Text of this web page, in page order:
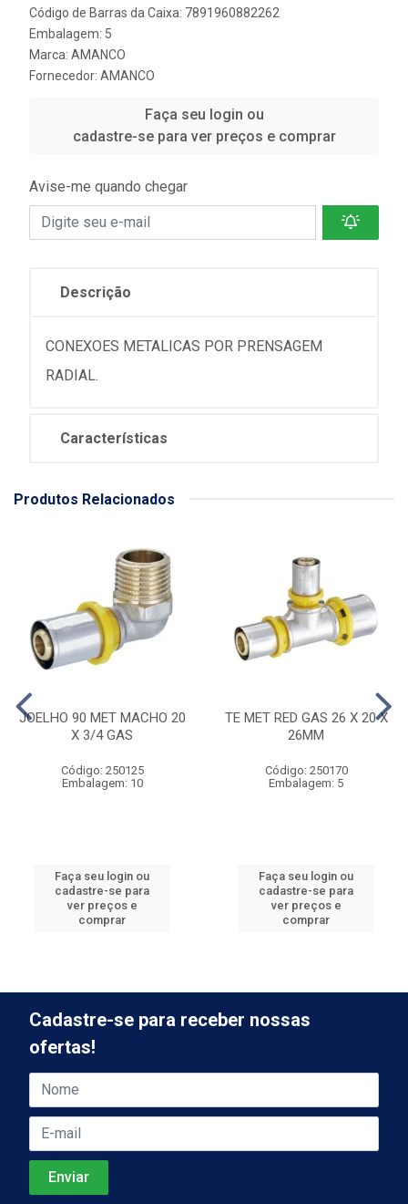
Código de Barras da Caixa: 7891960882262
Embalagem: 5
Marca: AMANCO
Fornecedor: AMANCO
Faça seu login ou
cadastre-se para ver preços e comprar
Avise-me quando chegar
Descrição
CONEXOES METALICAS POR PRENSAGEM
RADIAL.
Características
Produtos Relacionados
JOELHO 90 MET MACHO 20
X 3/4 GAS
Código: 250125
Embalagem: 10
Faça seu login ou
cadastre-se para
ver preços e
comprar
TE MET RED GAS 26 X 20 X
26MM
Código: 250170
Embalagem: 5
Faça seu login ou
cadastre-se para
ver preços e
comprar
Cadastre-se para receber nossas
ofertas!